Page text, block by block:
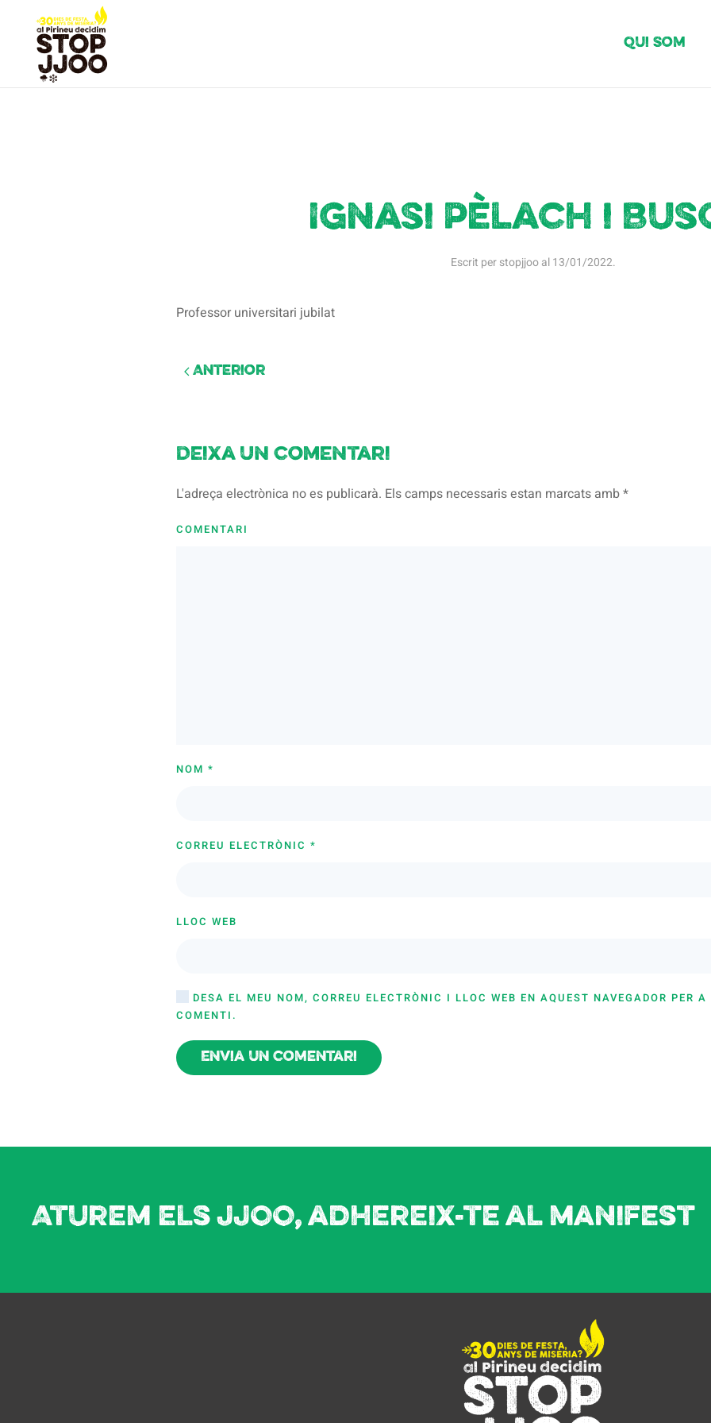
Qui Som
Ignasi Pèlach i
Escrit perstopjjooal13/01/2022.
Professor universitari jubilat
Anterior
Deixa un comentari
L'adreça electrònica no es publicarà. Els camps necessaris estan marcats amb*
COMENTARI
NOM *
CORREU ELECTRÒNIC *
LLOC WEB
DESA EL MEU NOM, CORREU ELECTRÒNIC I LLOC WEB EN AQUEST NAVEGADOR PER
COMENTI.
Envia un comentari
Aturem els JJOO, adhereix-te al manifest